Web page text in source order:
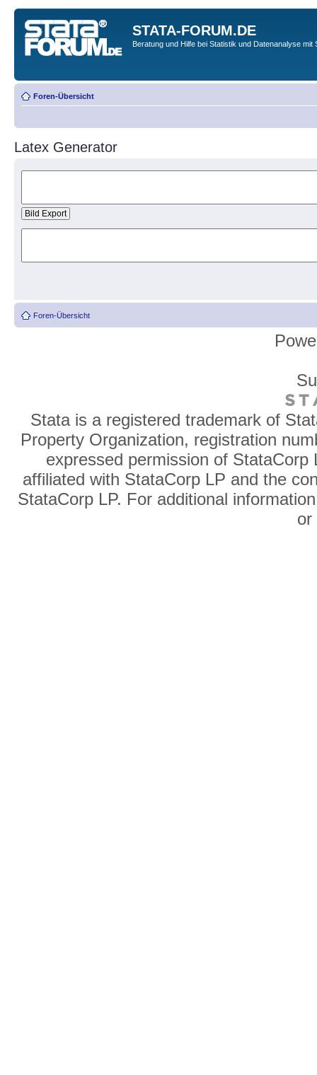
STATA-FORUM.DE
Beratung und Hilfe bei Statistik und Datenanalyse mit
Foren-Übersicht
Latex Generator
Foren-Übersicht
Stata is a registered trademark of
Property Organization, registration
expressed permission of
affiliated with StataCorp LP and the
StataCorp LP. For additional
or